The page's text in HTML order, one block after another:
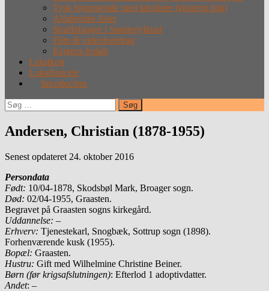
Tysk hjemmeside med tabslister (eksternt link)
Alfabetiske lister
Straffefanger i Sønderjylland
Film & videoforedrag
Krigens forløb
Leksikon
Lokalhistorie
Introduction
Søg
efter:
Andersen, Christian (1878-1955)
Senest opdateret 24. oktober 2016
Persondata
Født: 10/04-1878, Skodsbøl Mark, Broager sogn.
Død: 02/04-1955, Graasten.
Begravet på Graasten sogns kirkegård.
Uddannelse: –
Erhverv: Tjenestekarl, Snogbæk, Sottrup sogn (1898).
Forhenværende kusk (1955).
Bopæl: Graasten.
Hustru: Gift med Wilhelmine Christine Beiner.
Børn (før krigsafslutningen): Efterlod 1 adoptivdatter.
Andet: –